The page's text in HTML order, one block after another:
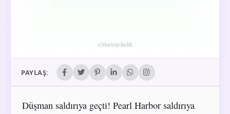
PAYLAŞ:
Düşman saldırıya geçti! Pearl Harbor saldırıya